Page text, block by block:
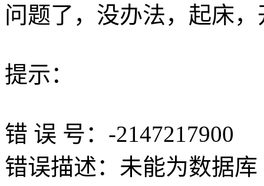
问题了，没办法，起床
提示：
错 误 号：-2147217900
错误描述：未能为数据